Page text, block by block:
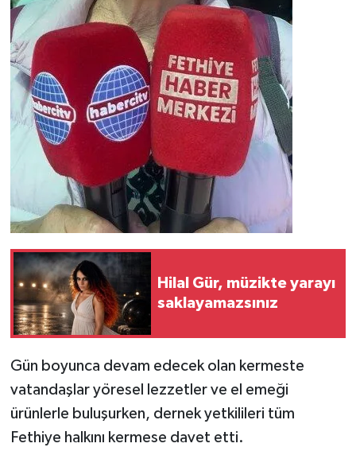
Hilal Gür, müzikte yarayı
saklayamazsınız
Gün boyunca devam edecek olan kermeste
vatandaşlar yöresel lezzetler ve el emeği
ürünlerle buluşurken, dernek yetkilileri tüm
Fethiye halkını kermese davet etti.